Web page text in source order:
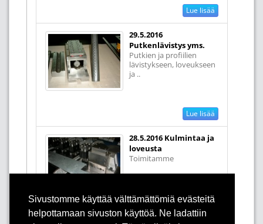
Sivustomme käyttää välttämättömiä evästeitä
helpottamaan sivuston käyttöä. Ne ladattiin
Lue lisää
29.5.2016
Putkenlävistys yms.
Putkien ja profiilien
lävistykseen, loveukseen
ja ..
Lue lisää
28.5.2016 Kulmintaa ja
loveusta
Toimitamme
standardileikkainyksiköitä (supraty..